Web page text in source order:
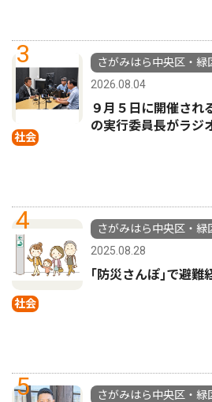
3
社会
さがみはら中央区・緑
2026.08.04
９月５日に開催され
の実行委員長がラ
4
社会
さがみはら中央区・緑
2025.08.28
｢防災さんぽ｣で避難
5
さがみはら中央区・緑